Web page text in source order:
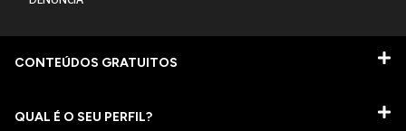
CONTEÚDOS GRATUITOS
QUAL É O SEU PERFIL?